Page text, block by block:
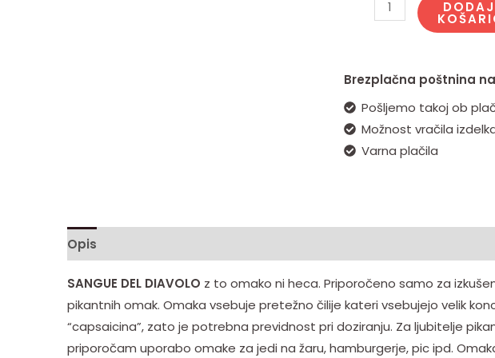
Brezplačna poštnina
Pošljemo takoj ob
Možnost vračila
Varna plačila
Opis
SANGUE DEL DIAVOLO z to omako ni heca. Priporočeno samo za
pikantnih omak. Omaka vsebuje pretežno čilije kateri vsebujejo velik
“capsaicina”, zato je potrebna previdnost pri doziranju. Za ljubitelje
priporočam uporabo omake za jedi na žaru, hamburgerje, pic ipd.